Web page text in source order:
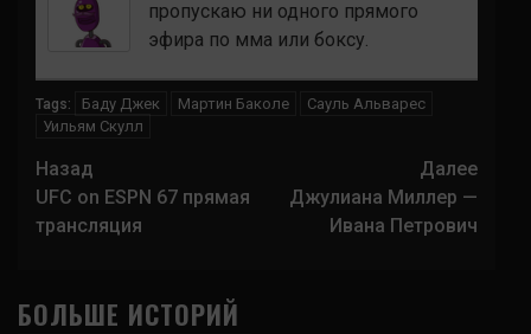
пропускаю ни одного прямого
эфира по мма или боксу.
Tags: Баду Джек Мартин Баколе
Сауль Альварес
Уильям Скулл
Навигация
записи
Назад
UFC on ESPN 67 прямая
трансляция
Далее
Джулиана Миллер —
Ивана Петрович
БОЛЬШЕ ИСТОРИЙ